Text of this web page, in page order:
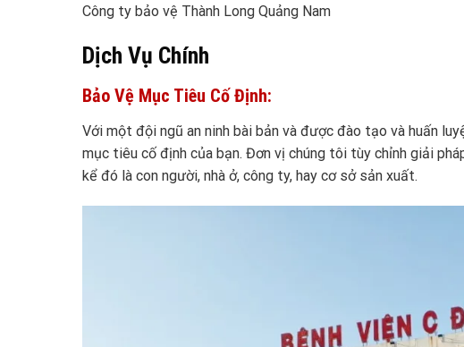
Công ty bảo vệ Thành Long Quảng Nam
Dịch Vụ Chính
Bảo Vệ Mục Tiêu Cố Định:
Với một đội ngũ an ninh bài bản và được đào tạo và huấn
mục tiêu cố định của bạn. Đơn vị chúng tôi tùy chỉnh giải
kể đó là con người, nhà ở, công ty, hay cơ sở sản xuất.